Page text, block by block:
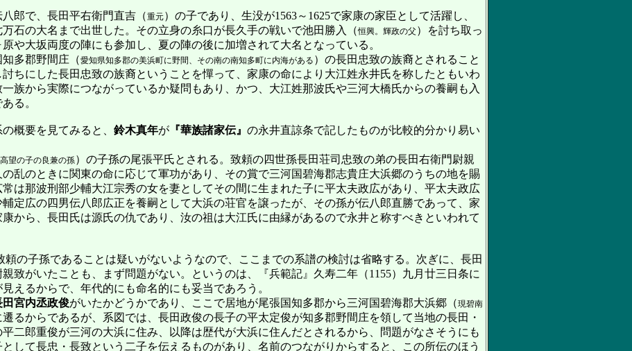
郎で、長田平右衛門直吉（重元）の子であり、生没が1563～1625で家康の家臣として活躍し、
石の大名まで出世した。その立身の糸口が長久手の戦いで池田勝入（恒興。輝政の父 ）を討ち取っ
や大坂両度の陣にも参加し、夏の陣の後に加増されて大名となっている。
多郡野間庄（愛知県知多郡の美浜町に野間、その南の南知多町に内海がある ）の長田忠致の族裔とされること
ちにした長田忠致の族裔ということを憚って、家康の命により大江姓永井氏を称したともいわ
族から実際につながっているか疑問もあり、かつ、大江姓那波氏や三河大橋氏からの養嗣も入
る。
概要を見てみると、 鈴木真年が『華族諸家伝』 の永井直諒条で記したものが比較的分かり易い
望の子の良兼の孫）の子孫の尾張平氏とされる。致頼の四世孫長田荘司忠致の弟の長田右衛門尉親
乱のときに関東の命に応じて軍功があり、その賞で三河国碧海郡志貴庄大浜郷のうちの地を賜
は那波刑部少輔大江宗秀の女を妻としてその間に生まれた子に平太夫政広があり、平太夫政広
定広の四男伝八郎広正を養嗣として大浜の荘官を譲ったが、その孫が伝八郎直勝であって、家
から、長田氏は源氏の仇であり、汝の祖は大江氏に由縁があるので永井と称すべきといわれて
の子孫であることは疑いがないようなので、ここまでの系譜の検討は省略する。次ぎに、長田
致がいたことも、まず問題がない。というのは、『兵範記』久寿二年（1155）九月廿三日条に
えるからで、年代的にも命名的にも妥当であろう。
田宮内丞政俊がいたかどうかであり、ここで居地が尾張国知多郡から三河国碧海郡大浜郷（現碧南
遷るからであるが、系図では、長田政俊の長子の平太定俊が知多郡野間庄を領して当地の長田・
二郎重俊が三河の大浜に住み、以降は歴代が大浜に住んだとされるから、問題がなさそうにも
して長忠・長致という二子を伝えるものがあり、名前のつながりからすると、この所伝のほう